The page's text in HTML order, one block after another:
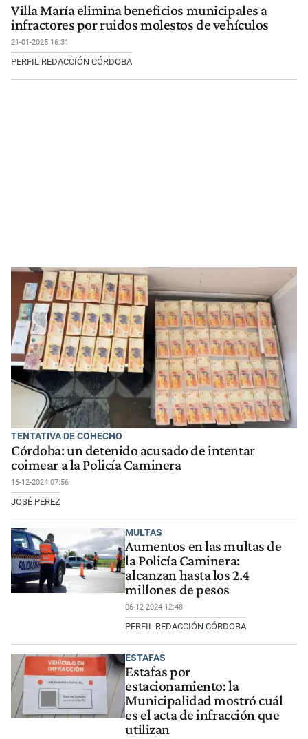
Villa María elimina beneficios municipales a
infractores por ruidos molestos de vehículos
21-01-2025 16:31
PERFIL REDACCIÓN CÓRDOBA
TENTATIVA DE COHECHO
Córdoba: un detenido acusado de intentar
coimear a la Policía Caminera
16-12-2024 07:56
JOSÉ PÉREZ
MULTAS
Aumentos en las multas de
la Policía Caminera:
alcanzan hasta los 2.4
millones de pesos
06-12-2024 12:48
PERFIL REDACCIÓN CÓRDOBA
ESTAFAS
Estafas por
estacionamiento: la
Municipalidad mostró cuál
es el acta de infracción que
utilizan